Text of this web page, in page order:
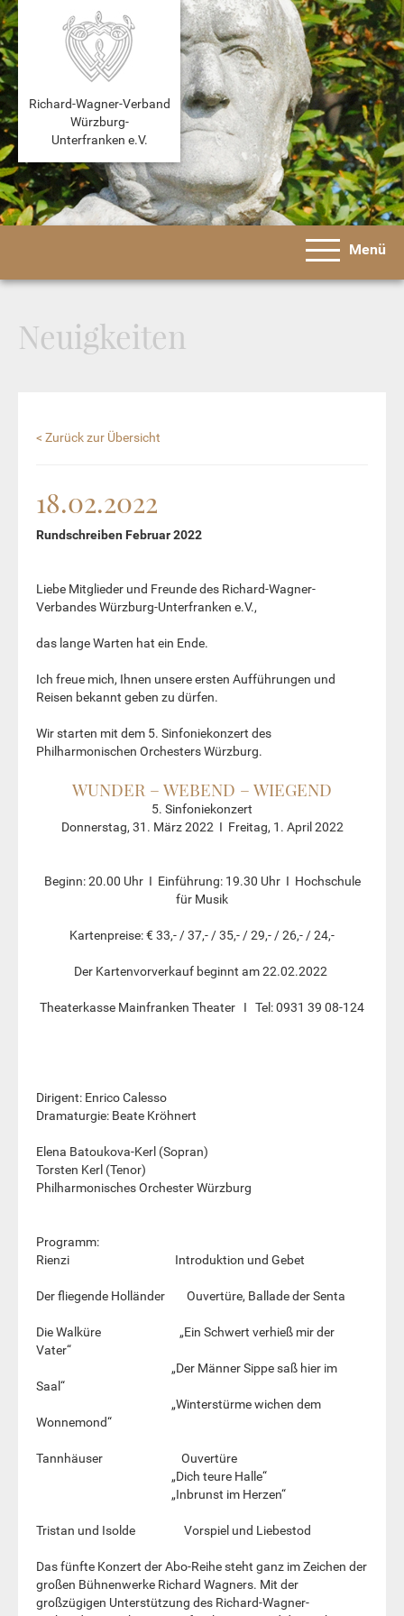
Richard-Wagner-Verband
Würzburg-
Unterfranken e.V.
Menü
Neuigkeiten
< Zurück zur Übersicht
18.02.2022
Rundschreiben Februar 2022
Liebe Mitglieder und Freunde des Richard-Wagner-
Verbandes Würzburg-Unterfranken e.V.,
das lange Warten hat ein Ende.
Ich freue mich, Ihnen unsere ersten Aufführungen und
Reisen bekannt geben zu dürfen.
Wir starten mit dem 5. Sinfoniekonzert des
Philharmonischen Orchesters Würzburg.
WUNDER – WEBEND – WIEGEND
5. Sinfoniekonzert
Donnerstag, 31. März 2022 I Freitag, 1. April 2022
Beginn: 20.00 Uhr I Einführung: 19.30 Uhr I Hochschule
für Musik
Kartenpreise: € 33,- / 37,- / 35,- / 29,- / 26,- / 24,-
Der Kartenvorverkauf beginnt am 22.02.2022
Theaterkasse Mainfranken Theater I Tel: 0931 39 08-124
Dirigent: Enrico Calesso
Dramaturgie: Beate Kröhnert
Elena Batoukova-Kerl (Sopran)
Torsten Kerl (Tenor)
Philharmonisches Orchester Würzburg
Programm:
Rienzi Introduktion und Gebet
Der fliegende Holländer Ouvertüre, Ballade der Senta
Die Walküre „Ein Schwert verhieß mir der
Vater“
„Der Männer Sippe saß hier im
Saal“
„Winterstürme wichen dem
Wonnemond“
Tannhäuser Ouvertüre
„Dich teure Halle“
„Inbrunst im Herzen“
Tristan und Isolde Vorspiel und Liebestod
Das fünfte Konzert der Abo-Reihe steht ganz im Zeichen der
großen Bühnenwerke Richard Wagners. Mit der
großzügigen Unterstützung des Richard-Wagner-